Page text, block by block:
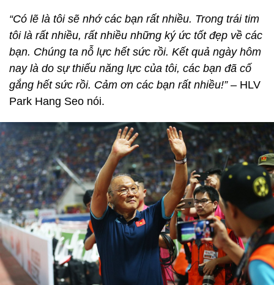
“Có lẽ là tôi sẽ nhớ các bạn rất nhiều. Trong trái tim
tôi là rất nhiều, rất nhiều những ký ức tốt đẹp về các
bạn. Chúng ta nỗ lực hết sức rồi. Kết quả ngày hôm
nay là do sự thiếu năng lực của tôi, các bạn đã cố
gắng hết sức rồi. Cảm ơn các bạn rất nhiều!” – HLV
Park Hang Seo nói.